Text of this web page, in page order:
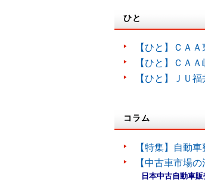
ひと
【ひと】ＣＡ
【ひと】ＣＡ
【ひと】ＪＵ
コラム
【特集】自動
【中古車市場
日本中古自動車販